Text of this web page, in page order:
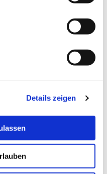
Details zeigen